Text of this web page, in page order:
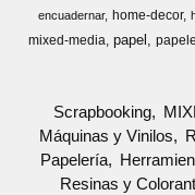
encuadernar
home-decor
mixed-media papel
Scrapbooking
Máquinas y Vinilos
Papelería
Resinas y